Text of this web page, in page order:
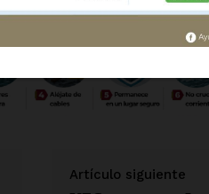
- Anuncio -
Artículo siguiente